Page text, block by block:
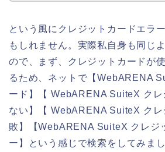
という風にクレジットカードエラ
もしれません。実際私自身も同じ
ので、まず、クレジットカードが
るため、ネットで【WebARENA
ード】【 WebARENA SuiteX ク
ない】【 WebARENA SuiteX ク
敗】【WebARENA SuiteX クレ
ー】という感じで検索をしてみまし